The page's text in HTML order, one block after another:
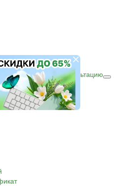
8 800 500-30-45
(МСК)Получить консультацию